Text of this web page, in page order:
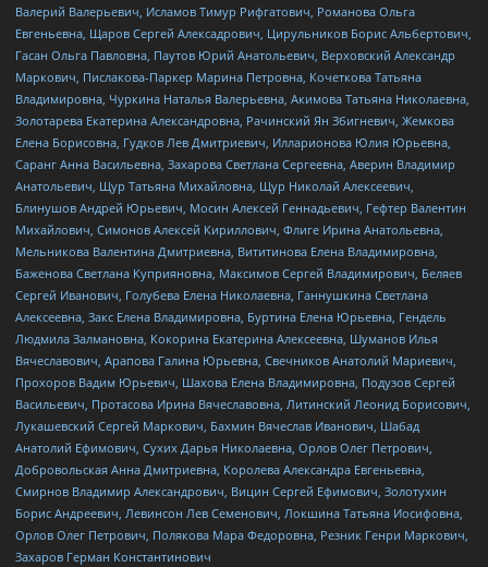
Валерий Валерьевич, Исламов Тимур Рифгатович, Романова Ольга
Евгеньевна, Щаров Сергей Алексадрович, Цирульников Борис Альбертович,
Гасан Ольга Павловна, Паутов Юрий Анатольевич, Верховский Александр
Маркович, Пислакова-Паркер Марина Петровна, Кочеткова Татьяна
Владимировна, Чуркина Наталья Валерьевна, Акимова Татьяна Николаевна,
Золотарева Екатерина Александровна, Рачинский Ян Збигневич, Жемкова
Елена Борисовна, Гудков Лев Дмитриевич, Илларионова Юлия Юрьевна,
Саранг Анна Васильевна, Захарова Светлана Сергеевна, Аверин Владимир
Анатольевич, Щур Татьяна Михайловна, Щур Николай Алексеевич,
Блинушов Андрей Юрьевич, Мосин Алексей Геннадьевич, Гефтер Валентин
Михайлович, Симонов Алексей Кириллович, Флиге Ирина Анатольевна,
Мельникова Валентина Дмитриевна, Вититинова Елена Владимировна,
Баженова Светлана Куприяновна, Максимов Сергей Владимирович, Беляев
Сергей Иванович, Голубева Елена Николаевна, Ганнушкина Светлана
Алексеевна, Закс Елена Владимировна, Буртина Елена Юрьевна, Гендель
Людмила Залмановна, Кокорина Екатерина Алексеевна, Шуманов Илья
Вячеславович, Арапова Галина Юрьевна, Свечников Анатолий Мариевич,
Прохоров Вадим Юрьевич, Шахова Елена Владимировна, Подузов Сергей
Васильевич, Протасова Ирина Вячеславовна, Литинский Леонид Борисович,
Лукашевский Сергей Маркович, Бахмин Вячеслав Иванович, Шабад
Анатолий Ефимович, Сухих Дарья Николаевна, Орлов Олег Петрович,
Добровольская Анна Дмитриевна, Королева Александра Евгеньевна,
Смирнов Владимир Александрович, Вицин Сергей Ефимович, Золотухин
Борис Андреевич, Левинсон Лев Семенович, Локшина Татьяна Иосифовна,
Орлов Олег Петрович, Полякова Мара Федоровна, Резник Генри Маркович,
Захаров Герман Константинович